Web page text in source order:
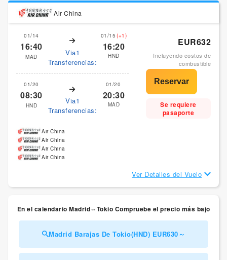
Air China
01/14
16:40
MAD
Via1
Transferencias:
01/15 (+1)
16:20
HND
01/20
08:30
HND
Via1
Transferencias:
01/20
20:30
MAD
EUR632
Incluyendo costos de
combustible
Se requiere
pasaporte
Air China
Air China
Air China
Air China
Ver Detalles del Vuelo
En el calendario Madrid⇔Tokio Compruebe el precio más bajo
Madrid Barajas De Tokio(HND) EUR630～